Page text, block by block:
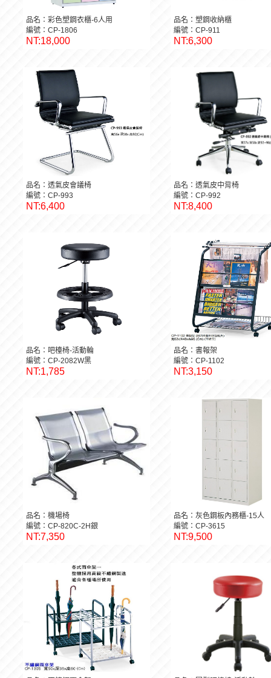
品名：彩色塑鋼衣櫃-6人用
編號：CP-1806
NT:18,000
品名：塑鋼收納櫃
編號：CP-911
NT:6,300
品名：透氣皮會議椅
編號：CP-993
NT:6,400
品名：透氣皮中背椅
編號：CP-992
NT:8,400
品名：吧檯椅-活動輪
編號：CP-2082W黑
NT:1,785
品名：書報架
編號：CP-1102
NT:3,150
品名：機場椅
編號：CP-820C-2H銀
NT:7,350
品名：灰色鋼板內務櫃-15人
編號：CP-3615
NT:9,500